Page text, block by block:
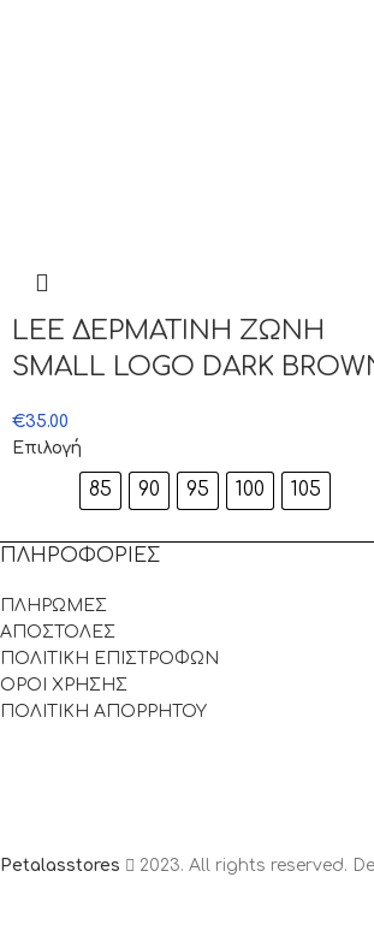
LEE ΔΕΡΜΑΤΙΝΗ ΖΩΝΗ
SMALL LOGO DARK
€35.00
Επιλογή
85 90 95 100 105
ΠΛΗΡΟΦΟΡΙΕΣ
ΠΛΗΡΩΜΕΣ
ΑΠΟΣΤΟΛΕΣ
ΠΟΛΙΤΙΚΗ ΕΠΙΣΤΡΟΦΩΝ
ΟΡΟΙ ΧΡΗΣΗΣ
ΠΟΛΙΤΙΚΗ ΑΠΟΡΡΗΤΟΥ
Petalasstores 2023. All rights reserved.